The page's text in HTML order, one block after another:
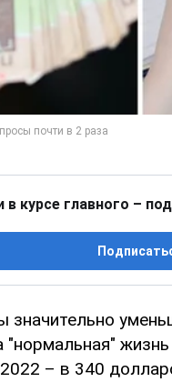
курсе главного –
значительно
"нормальная"
– в 340